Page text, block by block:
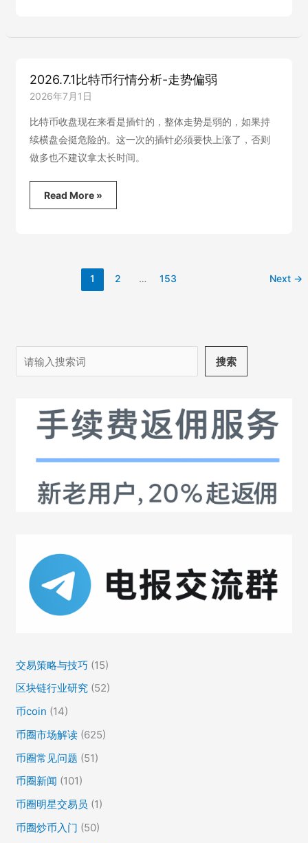
2026.7.1比特币行情分析-走势偏弱
2026年7月1日
比特币收盘现在来看是插针的，整体走势是弱的，如果持
续横盘会挺危险的。这一次的插针必须要快上涨了，否则
做多也不建议拿太长时间。
2026.7.1
比
Read More »
1 2 … 153 Next →
搜
索
搜索
交易策略与技巧 (15)
区块链行业研究 (52)
币coin (14)
币圈市场解读 (625)
币圈常见问题 (51)
币圈新闻 (101)
币圈明星交易员 (1)
币圈炒币入门 (50)